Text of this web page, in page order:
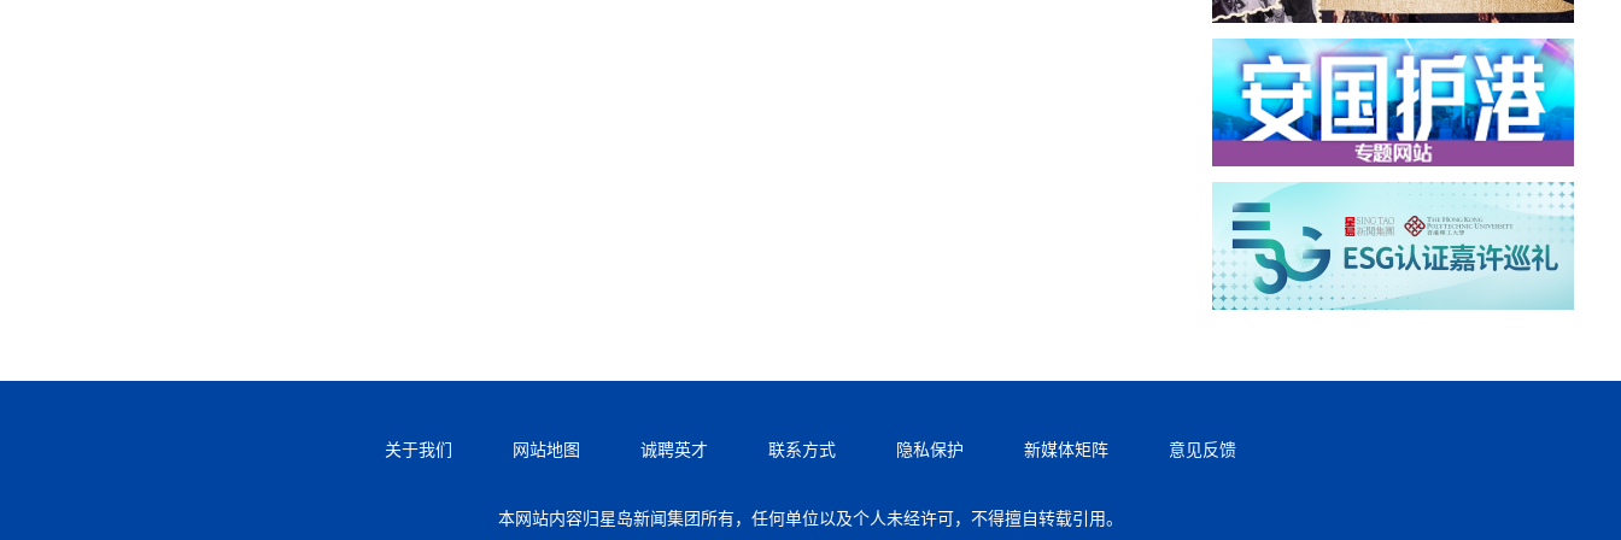
关于我们 网站地图 诚聘英才 联系方式 隐私保护 新媒体矩阵 意见反馈
本网站内容归星岛新闻集团所有，任何单位以及个人未经许可，不得擅自转载引用。